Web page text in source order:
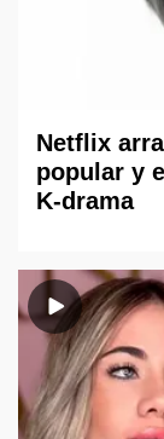
Netflix
popular y
K-drama